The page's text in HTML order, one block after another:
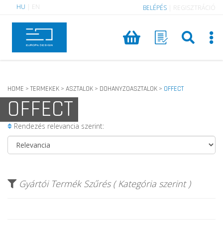
HU EN BELÉPÉS REGISZTRÁCIÓ
HOME > TERMEKEK > ASZTALOK > DOHANYZOASZTALOK > OFFECT
OFFECT
Rendezés relevancia szerint:
Gyártói Termék Szűrés ( Kategória szerint )